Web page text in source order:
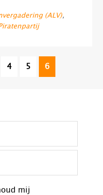
(ALV),
Pagina
4 Pagina
5 Pagina
6
mij